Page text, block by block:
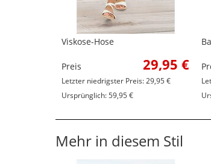
Viskose-Hose
Preis 29,95 €
Letzter niedrigster Preis: 29,95 €
Ursprünglich: 59,95 €
Mehr in diesem Stil